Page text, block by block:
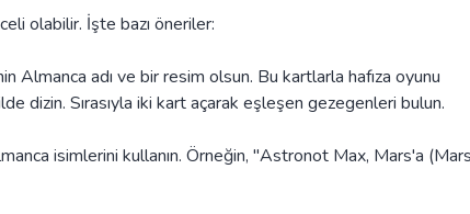
olabilir. İşte bazı öneriler:
Almanca adı ve bir resim olsun. Bu kartlarla hafıza oyunu
dizin. Sırasıyla iki kart açarak eşleşen gezegenleri bulun.
isimlerini kullanın. Örneğin, "Astronot Max, Mars'a